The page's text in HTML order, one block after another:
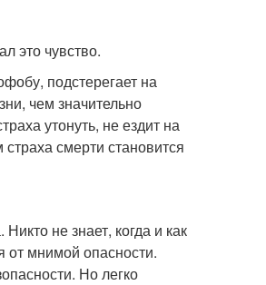
это чувство.
подстерегает на
чем значительно
утонуть, не ездит на
смерти становится
не знает, когда и как
от мнимой опасности.
Но легко